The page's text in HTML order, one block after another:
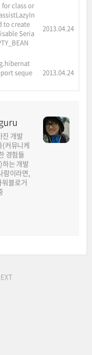
for class or
to create
Seria
2013.04.24
seque
2013.04.24
진 개발
커뮤니케
경험들
는 개발
람이라면,
블로거